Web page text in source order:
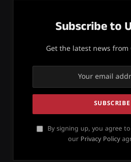
Subscribe to
Get the latest news from
By signing up, you agree
our Privacy Policy